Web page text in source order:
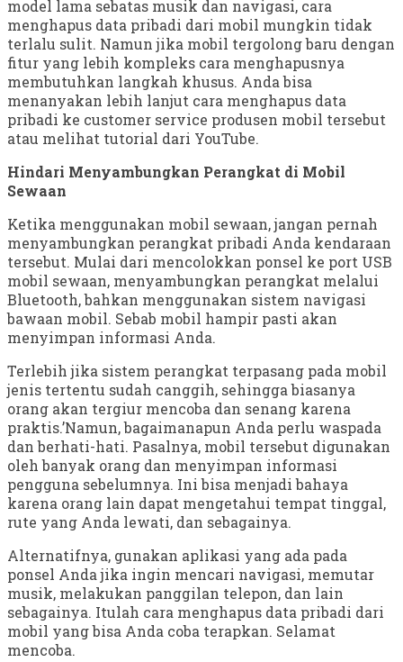
model lama sebatas musik dan navigasi, cara
menghapus data pribadi dari mobil mungkin tidak
terlalu sulit. Namun jika mobil tergolong baru dengan
fitur yang lebih kompleks cara menghapusnya
membutuhkan langkah khusus. Anda bisa
menanyakan lebih lanjut cara menghapus data
pribadi ke customer service produsen mobil tersebut
atau melihat tutorial dari YouTube.
Hindari Menyambungkan Perangkat di Mobil
Sewaan
Ketika menggunakan mobil sewaan, jangan pernah
menyambungkan perangkat pribadi Anda kendaraan
tersebut. Mulai dari mencolokkan ponsel ke port USB
mobil sewaan, menyambungkan perangkat melalui
Bluetooth, bahkan menggunakan sistem navigasi
bawaan mobil. Sebab mobil hampir pasti akan
menyimpan informasi Anda.
Terlebih jika sistem perangkat terpasang pada mobil
jenis tertentu sudah canggih, sehingga biasanya
orang akan tergiur mencoba dan senang karena
praktis.’Namun, bagaimanapun Anda perlu waspada
dan berhati-hati. Pasalnya, mobil tersebut digunakan
oleh banyak orang dan menyimpan informasi
pengguna sebelumnya. Ini bisa menjadi bahaya
karena orang lain dapat mengetahui tempat tinggal,
rute yang Anda lewati, dan sebagainya.
Alternatifnya, gunakan aplikasi yang ada pada
ponsel Anda jika ingin mencari navigasi, memutar
musik, melakukan panggilan telepon, dan lain
sebagainya. Itulah cara menghapus data pribadi dari
mobil yang bisa Anda coba terapkan. Selamat
mencoba.